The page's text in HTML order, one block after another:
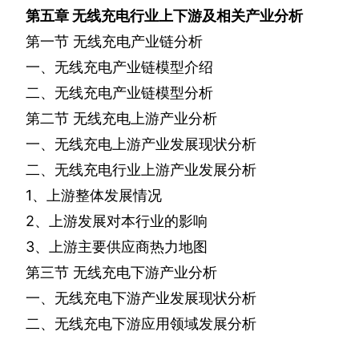
第五章无线充电行业上下游及相关产业分析
第一节 无线充电产业链分析
一、无线充电产业链模型介绍
二、无线充电产业链模型分析
第二节 无线充电上游产业分析
一、无线充电上游产业发展现状分析
二、无线充电行业上游产业发展分析
1、上游整体发展情况
2、上游发展对本行业的影响
3、上游主要供应商热力地图
第三节 无线充电下游产业分析
一、无线充电下游产业发展现状分析
二、无线充电下游应用领域发展分析